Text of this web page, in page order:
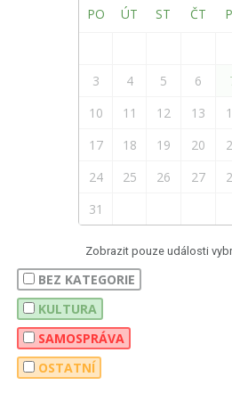
PO ÚT ST ČT
3
4 5 6
10
11 12 13
17
18 19 20
24
25 26 27
31
Zobrazit pouze události
BEZ KATEGORIE
KULTURA
SAMOSPRÁVA
OSTATNÍ